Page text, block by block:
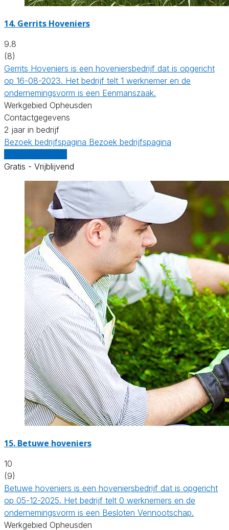
14. Gerrits Hoveniers
9.8
(8)
Gerrits Hoveniers is een hoveniersbedrijf dat is opgericht
op 16-08-2023. Het bedrijf telt 1 werknemer en de
ondernemingsvorm is een Eenmanszaak.
Werkgebied Opheusden
Contactgegevens
2 jaar in bedrijf
Bezoek bedrijfspagina Bezoek bedrijfspagina
Gratis - Vrijblijvend
15. Betuwe hoveniers
10
(9)
Betuwe hoveniers is een hoveniersbedrijf dat is opgericht
op 05-12-2025. Het bedrijf telt 0 werknemers en de
ondernemingsvorm is een Besloten Vennootschap.
Werkgebied Opheusden